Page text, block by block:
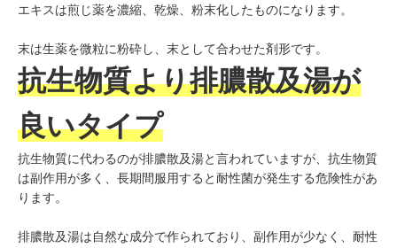
エキスは煎じ薬を濃縮、乾燥、粉末化したものになります。
末は生薬を微粒に粉砕し、末として合わせた剤形です。
抗生物質より排膿散及湯が
良いタイプ
抗生物質に代わるのが排膿散及湯と言われていますが、抗生物質
は副作用が多く、長期間服用すると耐性菌が発生する危険性があ
ります。
排膿散及湯は自然な成分で作られており、副作用が少なく、耐性